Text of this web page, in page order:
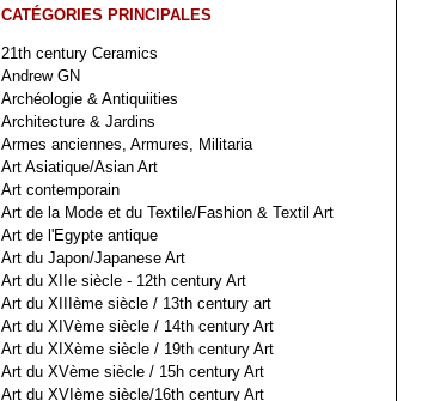
CATÉGORIES PRINCIPALES
21th century Ceramics
Andrew GN
Archéologie & Antiquiities
Architecture & Jardins
Armes anciennes, Armures, Militaria
Art Asiatique/Asian Art
Art contemporain
Art de la Mode et du Textile/Fashion & Textil Art
Art de l'Egypte antique
Art du Japon/Japanese Art
Art du XIIe siècle - 12th century Art
Art du XIIIème siècle / 13th century art
Art du XIVème siècle / 14th century Art
Art du XIXème siècle / 19th century Art
Art du XVème siècle / 15h century Art
Art du XVIème siècle/16th century Art